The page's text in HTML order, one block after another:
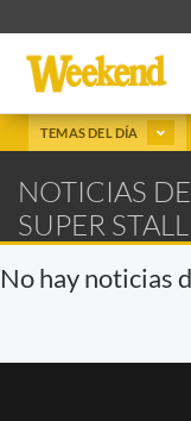
TEMAS DEL DÍA
NOTICIAS
SUPER
No hay noticias